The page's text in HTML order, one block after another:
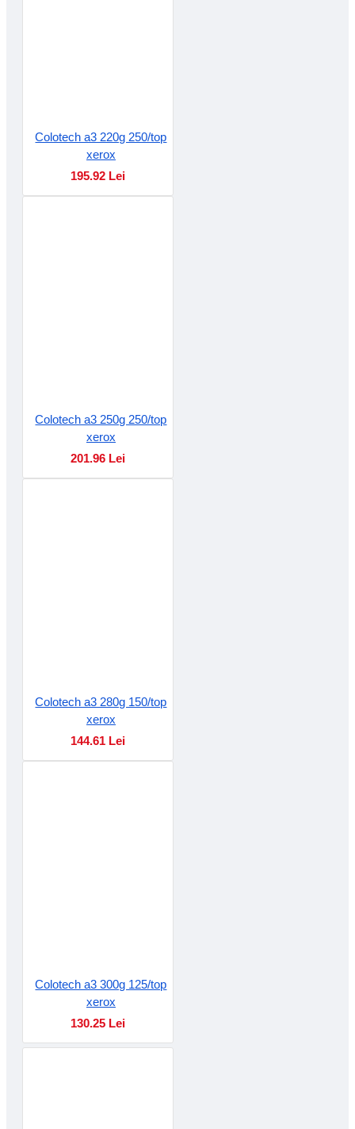
Colotech a3 220g 250/top
xerox
195.92 Lei
Colotech a3 250g 250/top
xerox
201.96 Lei
Colotech a3 280g 150/top
xerox
144.61 Lei
Colotech a3 300g 125/top
xerox
130.25 Lei